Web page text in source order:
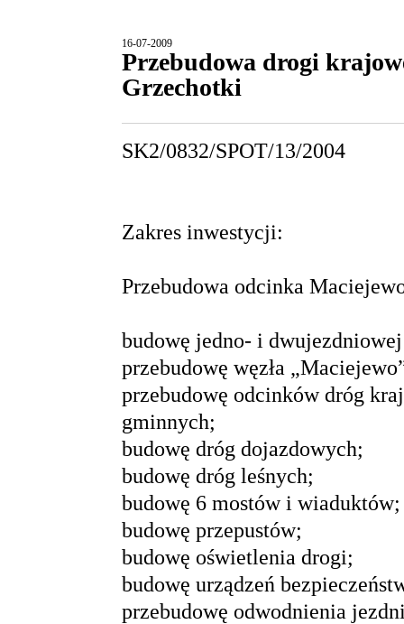
16-07-2009
Przebudowa drogi
Grzechotki
SK2/0832/SPOT/13/2004
Zakres inwestycji:
Przebudowa odcinka
budowę jedno- i
przebudowę węzła
przebudowę odcinków dróg
gminnych;
budowę dróg dojazdowych;
budowę dróg leśnych;
budowę 6 mostów i wiaduktów;
budowę przepustów;
budowę oświetlenia drogi;
budowę urządzeń
przebudowę odwodnienia